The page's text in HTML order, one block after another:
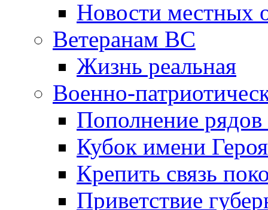
Новости местных
Ветеранам ВС
Жизнь реальная
Военно-
Пополнение
Кубок имени
Крепить связь
Приветствие